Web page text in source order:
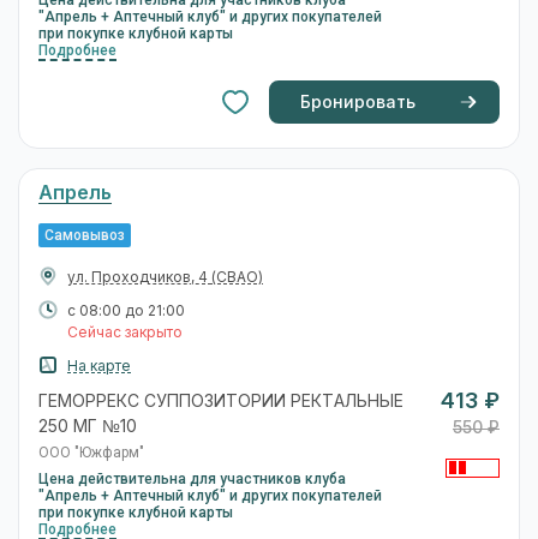
"Апрель + Аптечный клуб" и других покупателей
при покупке клубной карты
Подробнее
Бронировать
Апрель
Самовывоз
ул. Проходчиков, 4 (СВАО)
с 08:00 до 21:00
Сейчас закрыто
На карте
ГЕМОРРЕКС СУППОЗИТОРИИ РЕКТАЛЬНЫЕ
250 МГ №10
ООО "Южфарм"
Цена действительна для участников клуба
"Апрель + Аптечный клуб" и других покупателей
при покупке клубной карты
Подробнее
413 ₽
550 ₽